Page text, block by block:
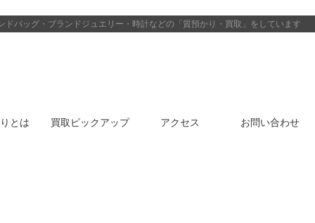
ドバッグ・ブランドジュエリー・時計などの「質預かり・買取」をしています
とは 買取ピックアップ アクセス お問い合わせ